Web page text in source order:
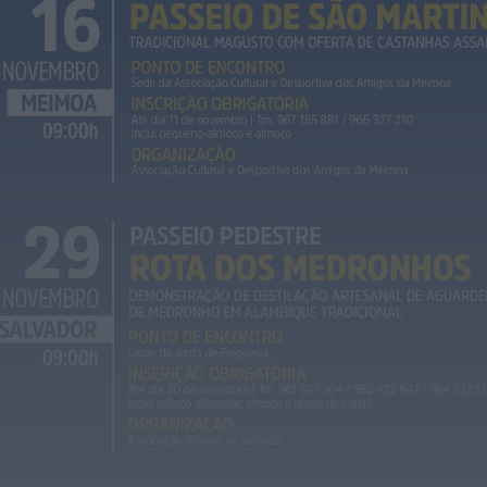
É oficial: AD Valonguense vai disputar a
Liga SABSEG na época 2026/27
ONTEM, 18:09
Notícias de Águeda
Nasce a Associação Atlética de Águeda
para relançar o andebol masculino no...
ONTEM, 8:05
Mulher detida em Santa Maria da Feira